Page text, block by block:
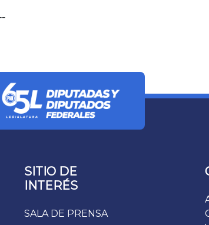
SITIO DE
INTERÉS
SALA DE PRENSA